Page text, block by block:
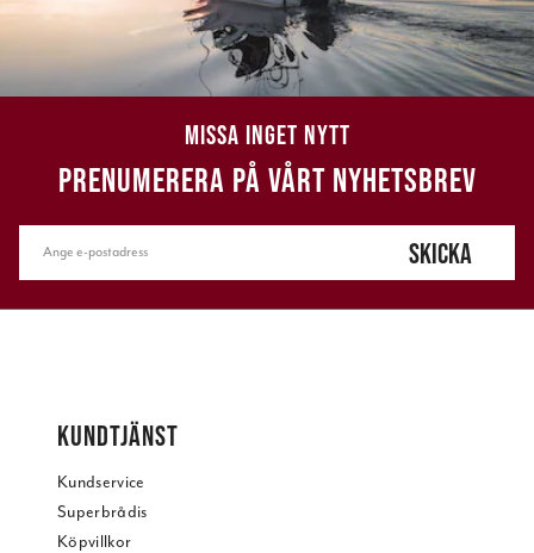
MISSA INGET NYTT
PRENUMERERA PÅ VÅRT NYHETSBREV
SKICKA
KUNDTJÄNST
Kundservice
Superbrådis
Köpvillkor